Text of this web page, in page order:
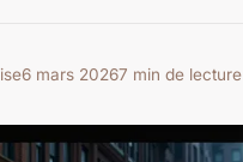
6 mars 20267 min de lecture